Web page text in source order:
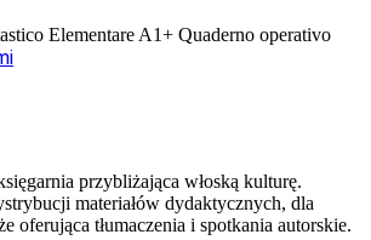
Elementare A1+ Quaderno operativo
przybliżająca włoską kulturę.
materiałów dydaktycznych, dla
oferująca tłumaczenia i spotkania autorskie.